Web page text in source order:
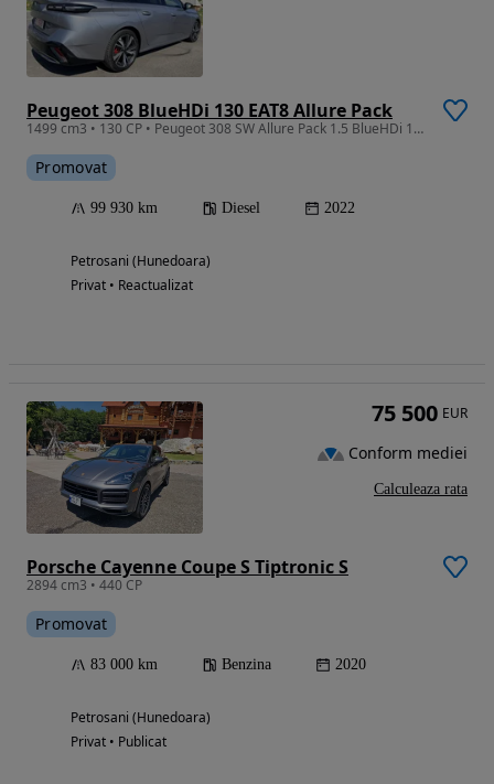
Peugeot 308 BlueHDi 130 EAT8 Allure Pack
1499 cm3 • 130 CP • Peugeot 308 SW Allure Pack 1.5 BlueHDi 130 CP Carte RO Istoric KM
Promovat
99 930 km Diesel 2022
Petrosani (Hunedoara)
Privat • Reactualizat
Porsche Cayenne Coupe S Tiptronic S
2894 cm3 • 440 CP
Promovat
83 000 km Benzina 2020
Petrosani (Hunedoara)
Privat • Publicat
75 500 EUR
Conform mediei
Calculeaza rata